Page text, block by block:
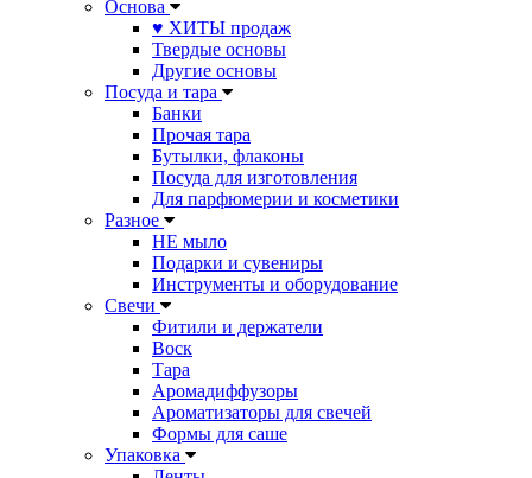
Основа
♥ ХИТЫ продаж
Твердые основы
Другие основы
Посуда и тара
Банки
Прочая тара
Бутылки, флаконы
Посуда для изготовления
Для парфюмерии и косметики
Разное
НЕ мыло
Подарки и сувениры
Инструменты и оборудование
Свечи
Фитили и держатели
Воск
Тара
Аромадиффузоры
Ароматизаторы для свечей
Формы для саше
Упаковка